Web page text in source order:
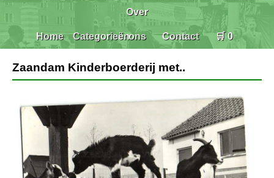
Home Categorieën
Over
ons Contact 🛒 0
Zaandam Kinderboerderij met..